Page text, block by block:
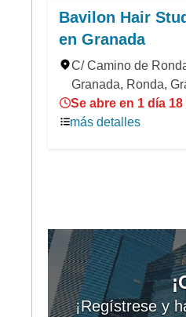
Bavilon Hair
en Granada
C/ Camino de
Granada, Ronda,
Se abre en 1 día
más detalles
¡Regístrese y